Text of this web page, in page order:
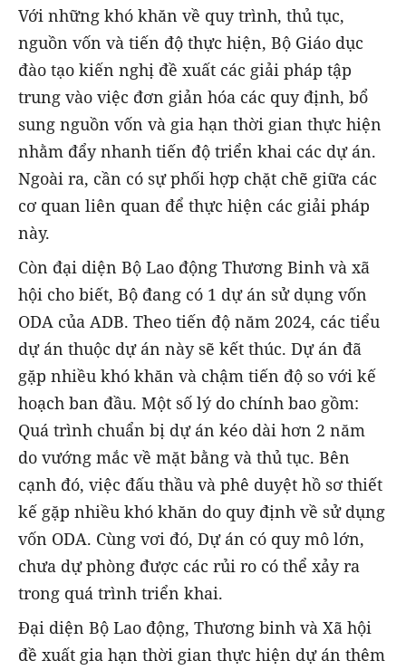
Với những khó khăn về quy trình, thủ tục,
nguồn vốn và tiến độ thực hiện, Bộ Giáo dục
đào tạo kiến nghị đề xuất các giải pháp tập
trung vào việc đơn giản hóa các quy định, bổ
sung nguồn vốn và gia hạn thời gian thực hiện
nhằm đẩy nhanh tiến độ triển khai các dự án.
Ngoài ra, cần có sự phối hợp chặt chẽ giữa các
cơ quan liên quan để thực hiện các giải pháp
này.
Còn đại diện Bộ Lao động Thương Binh và xã
hội cho biết, Bộ đang có 1 dự án sử dụng vốn
ODA của ADB. Theo tiến độ năm 2024, các tiểu
dự án thuộc dự án này sẽ kết thúc. Dự án đã
gặp nhiều khó khăn và chậm tiến độ so với kế
hoạch ban đầu. Một số lý do chính bao gồm:
Quá trình chuẩn bị dự án kéo dài hơn 2 năm
do vướng mắc về mặt bằng và thủ tục. Bên
cạnh đó, việc đấu thầu và phê duyệt hồ sơ thiết
kế gặp nhiều khó khăn do quy định về sử dụng
vốn ODA. Cùng vơi đó, Dự án có quy mô lớn,
chưa dự phòng được các rủi ro có thể xảy ra
trong quá trình triển khai.
Đại diện Bộ Lao động, Thương binh và Xã hội
đề xuất gia hạn thời gian thực hiện dự án thêm